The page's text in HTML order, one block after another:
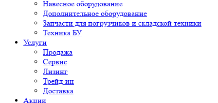
Навесное оборудование
Дополнительное оборудование
Запчасти для погрузчиков и складской техники
Техника БУ
Услуги
Продажа
Сервис
Лизинг
Трейд-ин
Доставка
Акции